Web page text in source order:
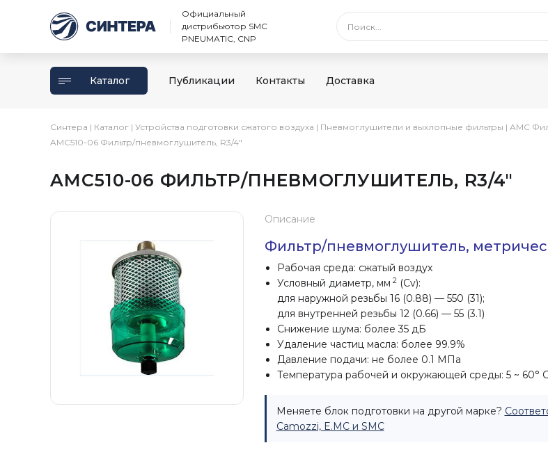
Официальный
дистрибьютор SMC
PNEUMATIC, CNP
Каталог Публикации Контакты Доставка
Синтера | Каталог | Устройства подготовки сжатого воздуха | Пневмоглушители и выхлопные фильтры | AMC
AMC510-06 Фильтр/пневмоглушитель, R3/4″
AMC510-06 ФИЛЬТР/ПНЕВМОГЛУШИТЕЛЬ, R3/4″
Описание
Фильтр/пневмоглушитель,
Рабочая среда: сжатый воздух
Условный диаметр, мм 2(Cv):
для наружной резьбы 16 (0.88) — 550 (31);
для внутренней резьбы 12 (0.66) — 55 (3.1)
Снижение шума: более 35 дБ
Удаление частиц масла: более 99.9%
Давление подачи: не более 0.1 МПа
Температура рабочей и окружающей среды: 5 ~ 60°
Меняете блок подготовки на другой марке?
Camozzi, E.MC и SMC